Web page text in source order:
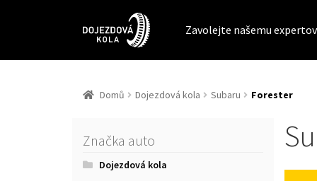
Zavolejte našemu
Domů Dojezdová kola Subaru Forester
Značka auto
Dojezdová kola